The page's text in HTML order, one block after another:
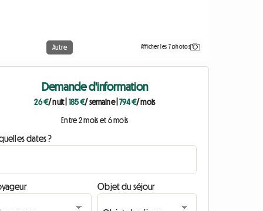
Autre Afficher les 7 photos
Demande d'information
26 €/ nuit| 185 €/ semaine|794 €/ mois
Entre 2 mois et 6 mois
dates ?
Objet du séjour